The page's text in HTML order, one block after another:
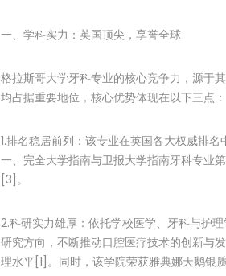
一、学科实力：英国顶尖，享誉全球
格拉斯哥大学牙科专业的核心竞争力，源于
均占据重要地位，核心优势体现在以下三点：
1.排名稳居前列：该专业在英国各大权威排
一、完全大学指南与卫报大学指南牙科专业
[3]。
2.科研实力雄厚：依托学校医学、牙科与护
研究方向，不断推动口腔医疗技术的创新与
理水平[1]。同时，该学院荣获雅典娜天鹅银